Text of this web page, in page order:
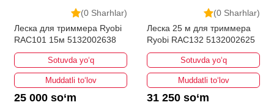
(0 Sharhlar)
Леска для триммера Ryobi
RAC101 15м 5132002638
Sotuvda yo‘q
Muddatli to‘lov
25 000 so‘m
(0 Sharhlar)
Леска 25 м для триммера
Ryobi RAC132 5132002625
Sotuvda yo‘q
Muddatli to‘lov
31 250 so‘m